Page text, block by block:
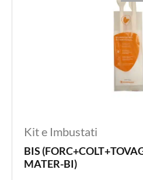
Kit e Imbustati
BIS
MATER-BI)